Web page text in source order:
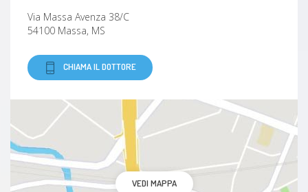
Via Massa Avenza 38/C
54100 Massa, MS
CHIAMA IL DOTTORE
VEDI MAPPA